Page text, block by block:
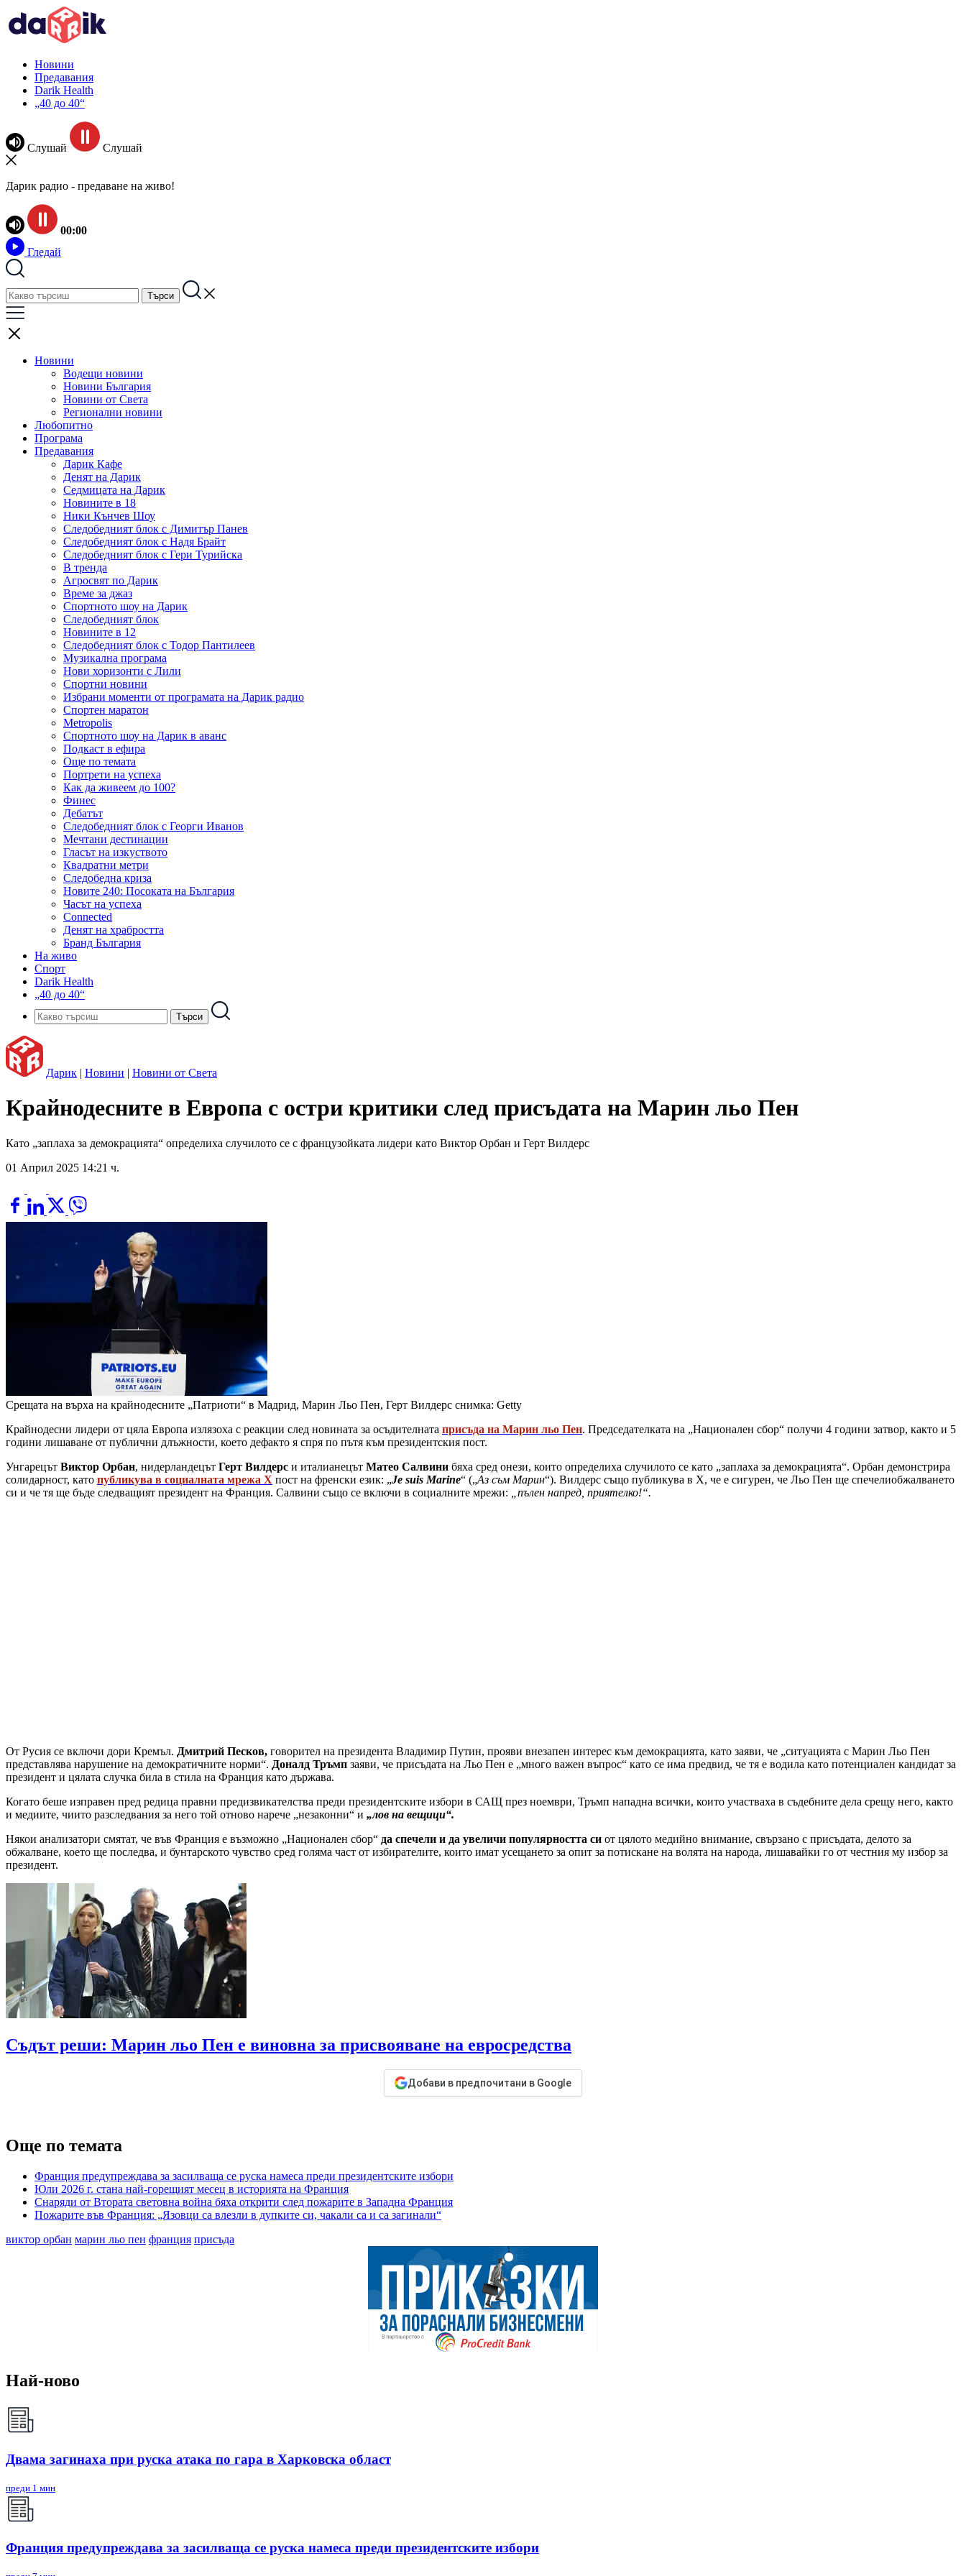
Новини
Предавания
Darik Health
„40 до 40“
Слушай Слушай
Дарик радио - предаване на живо!
00:00
Гледай
Новини
Водещи новини
Новини България
Новини от Света
Регионални новини
Любопитно
Програма
Предавания
Дарик Кафе
Денят на Дарик
Седмицата на Дарик
Новините в 18
Ники Кънчев Шоу
Следобедният блок с Димитър Панев
Следобедният блок с Надя Брайт
Следобедният блок с Гери Турийска
В тренда
Агросвят по Дарик
Време за джаз
Спортното шоу на Дарик
Следобедният блок
Новините в 12
Следобедният блок с Тодор Пантилеев
Музикална програма
Нови хоризонти с Лили
Спортни новини
Избрани моменти от програмата на Дарик радио
Спортен маратон
Metropolis
Спортното шоу на Дарик в аванс
Подкаст в ефира
Още по темата
Портрети на успеха
Как да живеем до 100?
Финес
Дебатът
Следобедният блок с Георги Иванов
Мечтани дестинации
Гласът на изкуството
Квадратни метри
Следобедна криза
Новите 240: Посоката на България
Часът на успеха
Connected
Денят на храбростта
Бранд България
На живо
Спорт
Darik Health
„40 до 40“
Дарик | Новини | Новини от Света
Крайнодесните в Европа с остри критики след присъдата на Марин льо Пен
Като „заплаха за демокрацията“ определиха случилото се с французойката лидери като Виктор Орбан и Герт Вилдерс
01 Април 2025 14:21 ч.
Срещата на върха на крайнодесните „Патриоти“ в Мадрид, Марин Льо Пен, Герт Вилдерс снимка: Getty
Крайнодесни лидери от цяла Европа излязоха с реакции след новината за осъдителната присъда на Марин льо Пен. Председателката на „Национален сбор“ получи 4 години затвор, както и 5
години лишаване от публични длъжности, което дефакто я спря по пътя към президентския пост.
Унгарецът Виктор Орбан, нидерландецът Герт Вилдерс и италианецът Матео Салвини бяха сред онези, които определиха случилото се като „заплаха за демокрацията“. Орбан демонстрира
солидарност, като публикува в социалната мрежа X пост на френски език: „Je suis Marine“ („Аз съм Марин“). Вилдерс също публикува в Х, че е сигурен, че Льо Пен ще спечелиобжалването
си и че тя ще бъде следващият президент на Франция. Салвини също се включи в социалните мрежи: „пълен напред, приятелко!“.
От Русия се включи дори Кремъл. Дмитрий Песков, говорител на президента Владимир Путин, прояви внезапен интерес към демокрацията, като заяви, че „ситуацията с Марин Льо Пен
представлява нарушение на демократичните норми“. Доналд Тръмп заяви, че присъдата на Льо Пен е „много важен въпрос“ като се има предвид, че тя е водила като потенциален кандидат за
президент и цялата случка била в стила на Франция като държава.
Когато беше изправен пред редица правни предизвикателства преди президентските избори в САЩ през ноември, Тръмп нападна всички, които участваха в съдебните дела срещу него, както
и медиите, чиито разследвания за него той отново нарече „незаконни“ и „лов на вещици“.
Някои анализатори смятат, че във Франция е възможно „Национален сбор“ да спечели и да увеличи популярността си от цялото медийно внимание, свързано с присъдата, делото за
обжалване, което ще последва, и бунтарското чувство сред голяма част от избирателите, които имат усещането за опит за потискане на волята на народа, лишавайки го от честния му избор за
президент.
Съдът реши: Марин льо Пен е виновна за присвояване на евросредства
Добави в предпочитани в Google
Още по темата
Франция предупреждава за засилваща се руска намеса преди президентските избори
Юли 2026 г. стана най-горещият месец в историята на Франция
Снаряди от Втората световна война бяха открити след пожарите в Западна Франция
Пожарите във Франция: „Язовци са влезли в дупките си, чакали са и са загинали“
виктор орбан марин льо пен франция присъда
Най-ново
Двама загинаха при руска атака по гара в Харковска област
преди 1 мин
Франция предупреждава за засилваща се руска намеса преди президентските избори